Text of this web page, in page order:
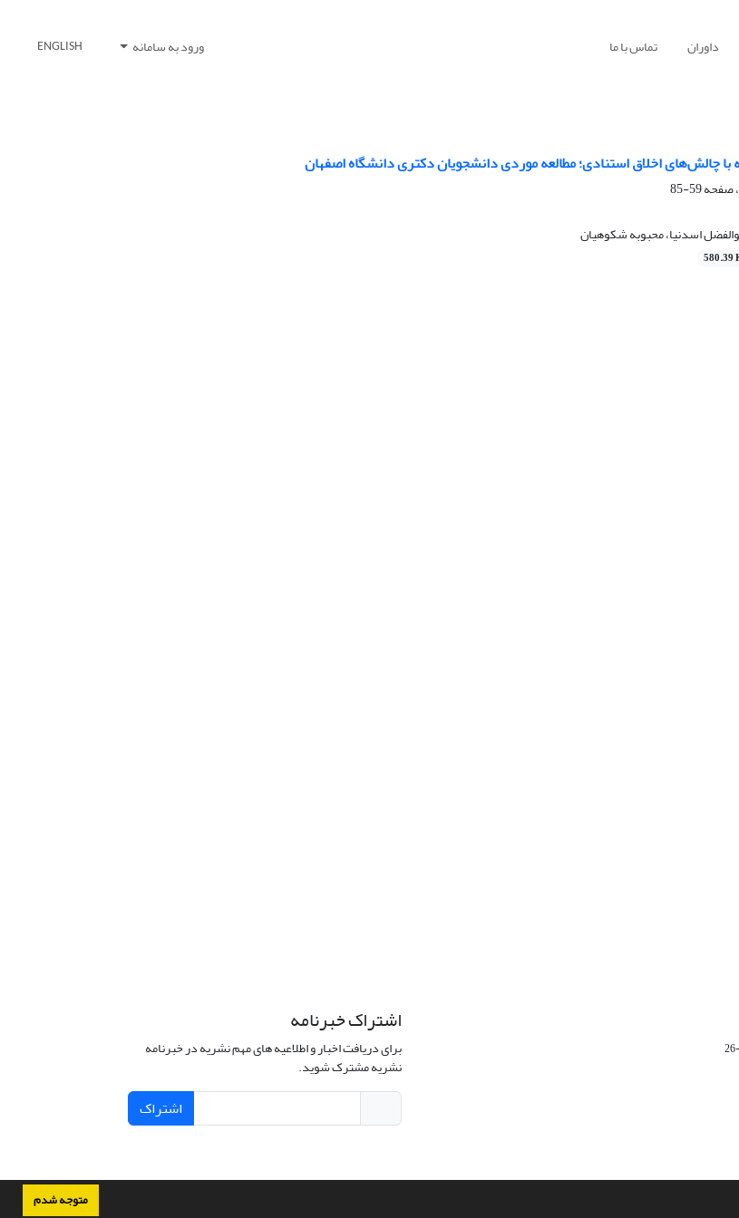
متوجه شدم
داوران تماس با ما ورود به سامانه ENGLISH
چالش‌های اخلاق استنادی؛ مطالعه موردی دانشجویان دکتری دانشگاه اصفهان
59-85
اسدنیا، محبوبه شکوهیان
580.39
اشتراک خبرنامه
برای دریافت اخبار و اطلاعیه های مهم نشریه در خبرنامه
نشریه مشترک شوید.
اشتراک